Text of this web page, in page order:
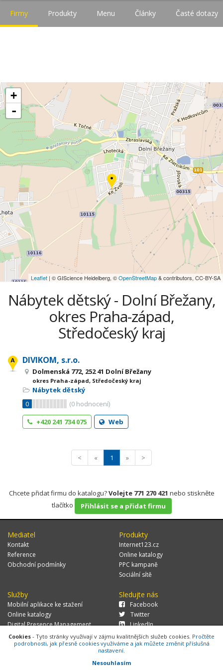
Firmy Produkty Menu Články Časté dotazy
+
-
Leaflet | © GIScience Heidelberg, ©OpenStreetMap& contributors, CC-BY-SA
Nábytek dětský - Dolní Břežany,
okres Praha-západ,
Středočeský kraj
DIVIKOM, s.r.o.
Dolmenská 772, 252 41 Dolní Břežany
okres Praha-západ, Středočeský kraj
Nábytek dětský
0
(0 hodnocení)
+420 241 734 075
Web
< « 1 » >
Chcete přidat firmu do katalogu?Volejte 771 270 421 nebo stiskněte
tlačítko
Přihlásit se a přidat firmu
Mediatel
Kontakt
Reference
Obchodní podmínky
Produkty
Internet123.cz
Online katalogy
PPC kampaně
Sociální sítě
Služby
Mobilní aplikace ke stažení
Online katalogy
Digital Presence Management
Více zákazníků
Sledujte nás
Facebook
Twitter
LinkedIn
© 2026 MEDIATEL CZ, s.r.o.,Za Potokem 46/4, 106 00 Praha 10, tel.:
Cookies - Tyto stránky využívají v zájmu kvalitnějších služeb cookies. Pročtěte
podrobnosti, jak přesně cookies využíváme a jak můžete změnit příslušná
nastavení.
Nesouhlasím